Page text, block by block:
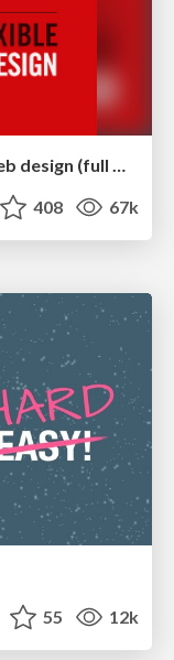
Fashionably flexible responsive web design (full day workshop)
408 67k
55 12k